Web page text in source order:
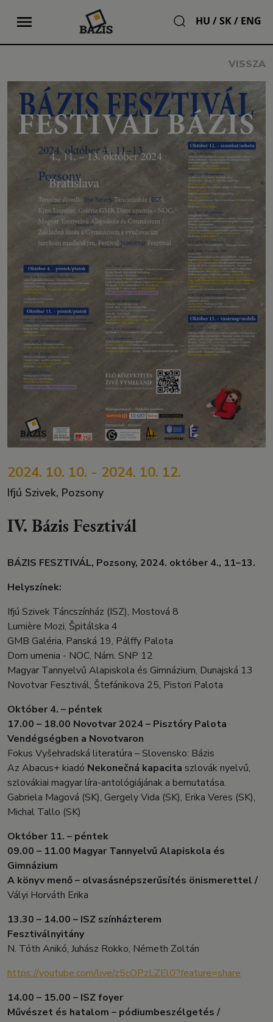
HU /SK/ ENG
VISSZA
2024. 10. 10. - 2024. 10. 12.
Ifjú Szivek, Pozsony
IV. Bázis Fesztivál
BÁZIS FESZTIVÁL, Pozsony, 2024. október 4., 11–13.
Helyszínek:
Ifjú Szivek Táncszínház (ISZ), Mostová 8
Lumière Mozi, Špitálska 4
GMB Galéria, Panská 19, Pálffy Palota
Dom umenia - NOC, Nám. SNP 12
Magyar Tannyelvű Alapiskola és Gimnázium, Dunajská 13
Novotvar Fesztivál, Štefánikova 25, Pistori Palota
Október 4. – péntek
17.00 – 18.00 Novotvar 2024 – Pisztóry Palota
Vendégségben a Novotvaron
Fokus Vyšehradská literatúra – Slovensko: Bázis
Az Abacus+ kiadó Nekonečná kapacita szlovák nyelvű,
szlovákiai magyar líra-antológiájának a bemutatása.
Gabriela Magová (SK), Gergely Vida (SK), Erika Veres (SK),
Michal Tallo (SK)
Október 11. – péntek
09.00 – 11.00 Magyar Tannyelvű Alapiskola és
Gimnázium
A könyv menő – olvasásnépszerűsítés önismerettel /
Vályi Horváth Erika
13.30 – 14.00 – ISZ színházterem
Fesztiválnyitány
N. Tóth Anikó, Juhász Rokko, Németh Zoltán
https://youtube.com/live/z5cOPzLZEl0?feature=share
14.00 – 15.00 – ISZ foyer
Művészet és hatalom – pódiumbeszélgetés /